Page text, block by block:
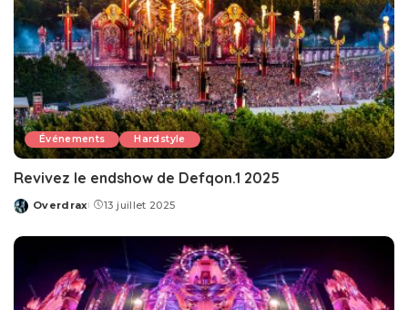
Événements Hardstyle
Revivez le endshow de Defqon.1 2025
Posted
Overdrax 13 juillet 2025